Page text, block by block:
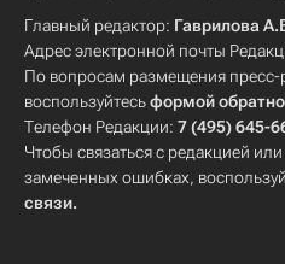
Главный редактор: Гаврилова
Адрес электронной почты
По вопросам размещения
воспользуйтесьформой
Телефон Редакции: 7 (495) 645-
Чтобы связаться с редакцией
замеченных ошибках,
связи.